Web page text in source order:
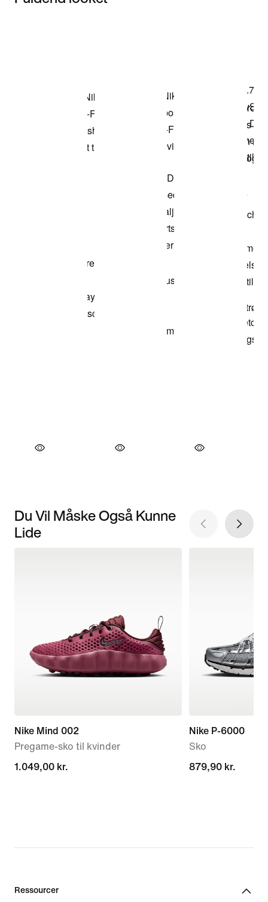
Du Vil Måske Også Kunne
Lide
Nike Mind 002
Pregame-sko til kvinder
1.049,00 kr.
1.049,00 kr.
Nike P-6000
Sko
879,90 kr.
879,90 kr.
Ressourcer